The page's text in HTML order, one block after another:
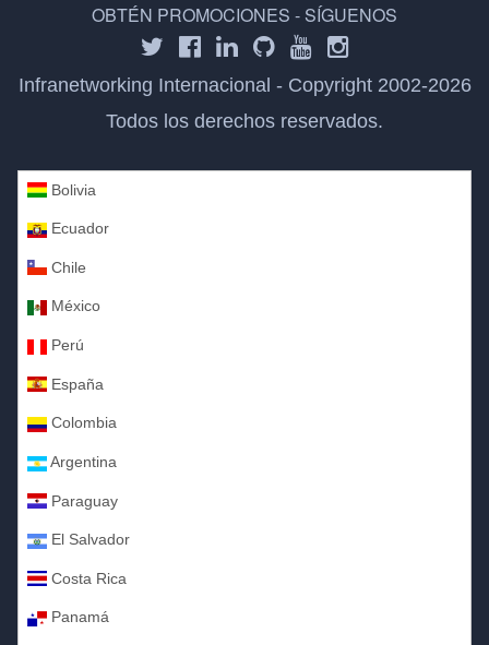
OBTÉN PROMOCIONES - SÍGUENOS
Infranetworking Internacional - Copyright 2002-2026
Todos los derechos reservados.
Bolivia
Ecuador
Chile
México
Perú
España
Colombia
Argentina
Paraguay
El Salvador
Costa Rica
Panamá